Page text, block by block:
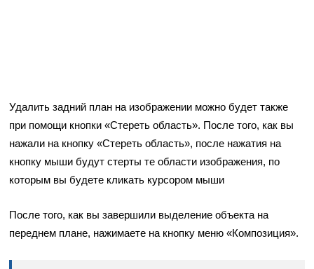
Удалить задний план на изображении можно будет также
при помощи кнопки «Стереть область». После того, как вы
нажали на кнопку «Стереть область», после нажатия на
кнопку мыши будут стерты те области изображения, по
которым вы будете кликать курсором мыши
После того, как вы завершили выделение объекта на
переднем плане, нажимаете на кнопку меню «Композиция».